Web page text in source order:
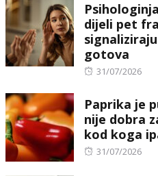
dijeli pet
gotova
Posted
31/07/2026
Paprika je
nije dobra
kod koga
Posted
31/07/2026